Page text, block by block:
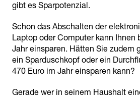
gibt es Sparpotenzial.
Schon das Abschalten der
Laptop oder Computer kann Ihnen
Jahr einsparen. Hätten Sie zudem
ein Sparduschkopf oder ein
470 Euro im Jahr einsparen kann?
Gerade wer in seinem Haushalt